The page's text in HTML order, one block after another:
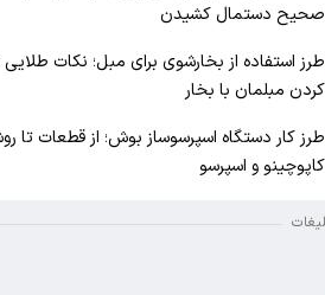
صحیح دستمال کشیدن
طرز استفاده از بخارشوی برای مبل؛ نکات طلایی
کردن مبلمان با بخار
طرز کار دستگاه اسپرسوساز بوش؛ از قطعات تا
کاپوچینو و اسپرسو